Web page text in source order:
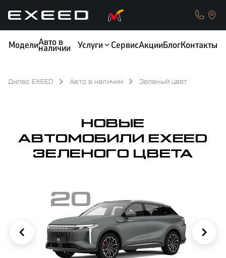
МоделиАвто в
наличии Услуги СервисАкцииБлогКонтакты
ОБМЕН / TRADE-IN
КОРПОРАТИВНЫМ
Дилер EXEED Авто в наличии Зеленый цвет
НОВЫЕ
АВТОМОБИЛИ EXEED
ЗЕЛЕНОГО ЦВЕТА
20